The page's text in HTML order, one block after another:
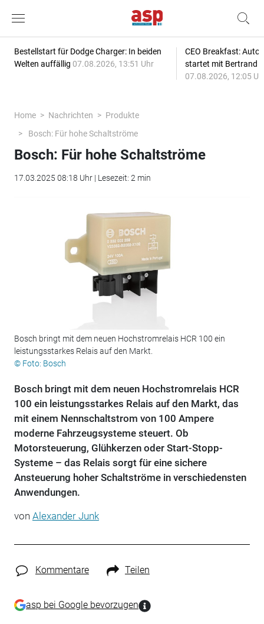
Bestellstart für Dodge Charger: In beiden
Welten auffällig 07.08.2026, 13:51 Uhr
CEO Breakfast:
startet mit Bertrand
07.08.2026, 12:05
Home Nachrichten
Produkte
Bosch: Für hohe Schaltströme
Bosch: Für hohe Schaltströme
17.03.2025 08:18 Uhr | Lesezeit: 2 min
Bosch bringt mit dem neuen Hochstromrelais HCR 100 ein
leistungsstarkes Relais auf den Markt.
© Foto: Bosch
Bosch bringt mit dem neuen Hochstromrelais HCR
100 ein leistungsstarkes Relais auf den Markt, das
mit einem Nennschaltstrom von 100 Ampere
moderne Fahrzeugsysteme steuert. Ob
Motorsteuerung, Glühkerzen oder Start-Stopp-
Systeme – das Relais sorgt für eine sichere
Ansteuerung hoher Schaltströme in verschiedensten
Anwendungen.
von Alexander Junk
Kommentare Teilen
asp bei Google bevorzugen